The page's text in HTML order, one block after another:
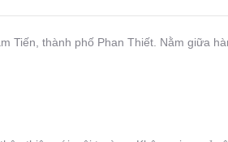
Tiến, thành phố Phan Thiết. Nằm giữa